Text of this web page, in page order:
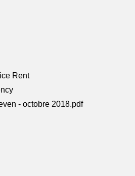
Rent
- octobre 2018.pdf